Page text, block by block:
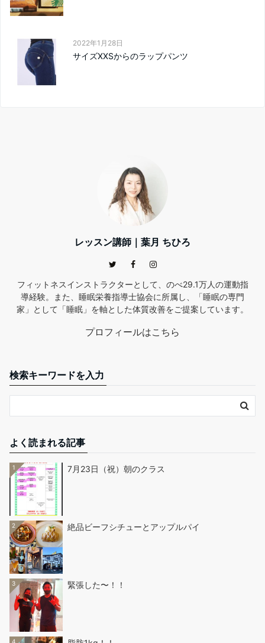
2022年1月28日
サイズXXSからのラップパンツ
レッスン講師｜葉月 ちひろ
フィットネスインストラクターとして、のべ29.1万人の運動指
導経験。また、睡眠栄養指導士協会に所属し、「睡眠の専門
家」として「睡眠」を軸とした体質改善をご提案しています。
プロフィールはこちら
検索キーワードを入力
よく読まれる記事
1 7月23日（祝）朝のクラス
2 絶品ビーフシチューとアップルパイ
3 緊張した〜！！
4